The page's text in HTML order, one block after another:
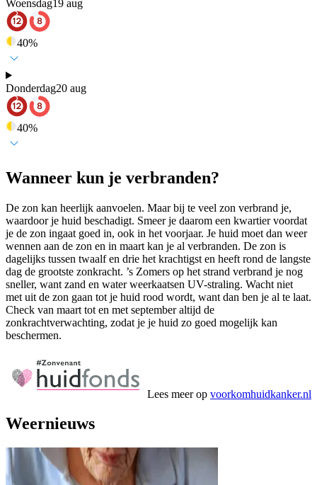
Woensdag19 aug
40%
Donderdag20 aug
40%
Wanneer kun je verbranden?
De zon kan heerlijk aanvoelen. Maar bij te veel zon verbrand je,
waardoor je huid beschadigt. Smeer je daarom een kwartier voordat
je de zon ingaat goed in, ook in het voorjaar. Je huid moet dan weer
wennen aan de zon en in maart kan je al verbranden. De zon is
dagelijks tussen twaalf en drie het krachtigst en heeft rond de langste
dag de grootste zonkracht. ’s Zomers op het strand verbrand je nog
sneller, want zand en water weerkaatsen UV-straling. Wacht niet
met uit de zon gaan tot je huid rood wordt, want dan ben je al te laat.
Check van maart tot en met september altijd de
zonkrachtverwachting, zodat je je huid zo goed mogelijk kan
beschermen.
Lees meer op voorkomhuidkanker.nl
Weernieuws